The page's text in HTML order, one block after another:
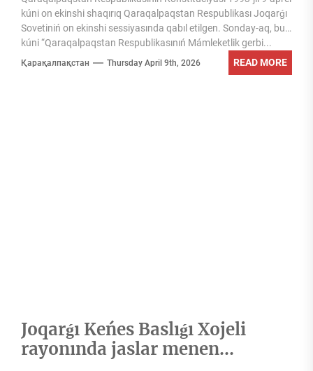
etilgen kún
kúni on ekinshi shaqırıq Qaraqalpaqstan Respublikası Joqarǵı
Sovetiniń on ekinshi sessiyasında qabıl etilgen. Sonday-aq, bul
kúni “Qaraqalpaqstan Respublikasınıń Mámleketlik gerbi...
Қарақалпақстан Thursday April 9th, 2026 READ MORE
Joqarǵı Keńes Baslıǵı Xojeli
rayonında jaslar menen